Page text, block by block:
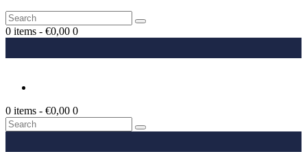
0 items - €0,00 0
0 items - €0,00 0